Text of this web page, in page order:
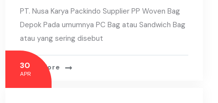
PT. Nusa Karya Packindo Supplier PP Woven Bag
Depok Pada umumnya PC Bag atau Sandwich Bag
atau yang sering disebut
Read More
30
APR